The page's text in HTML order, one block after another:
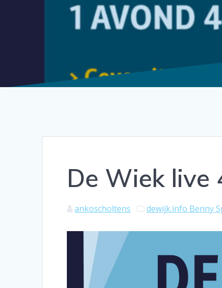
De Wiek live
ankoscholtens dewijk.info Benny